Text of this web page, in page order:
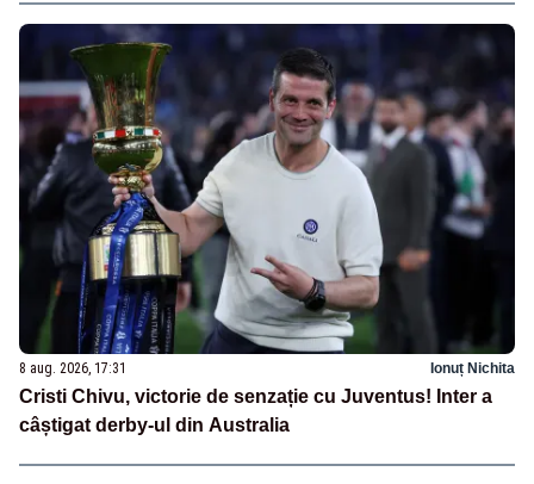
8 aug. 2026, 17:31 Ionuț Nichita
Cristi Chivu, victorie de senzație cu Juventus! Inter a
câștigat derby-ul din Australia